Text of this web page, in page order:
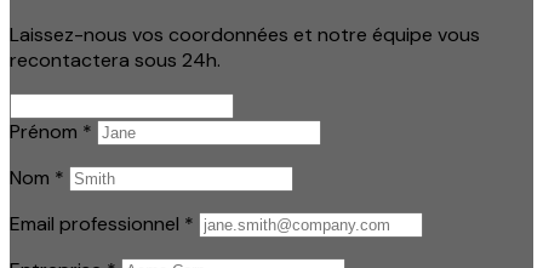
Laissez-nous vos coordonnées et notre équipe vous
recontactera sous 24h.
Prénom *
Nom *
Email professionnel *